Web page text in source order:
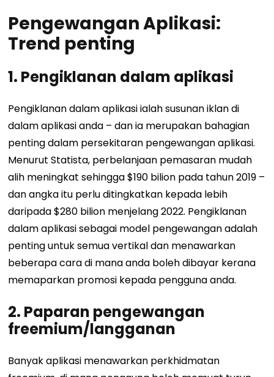
Pengewangan Aplikasi:
Trend penting
1. Pengiklanan dalam aplikasi
Pengiklanan dalam aplikasi ialah susunan iklan di
dalam aplikasi anda – dan ia merupakan bahagian
penting dalam persekitaran pengewangan aplikasi.
Menurut Statista, perbelanjaan pemasaran mudah
alih meningkat sehingga $190 bilion pada tahun 2019 –
dan angka itu perlu ditingkatkan kepada lebih
daripada $280 bilion menjelang 2022. Pengiklanan
dalam aplikasi sebagai model pengewangan adalah
penting untuk semua vertikal dan menawarkan
beberapa cara di mana anda boleh dibayar kerana
memaparkan promosi kepada pengguna anda.
2. Paparan pengewangan
freemium/langganan
Banyak aplikasi menawarkan perkhidmatan